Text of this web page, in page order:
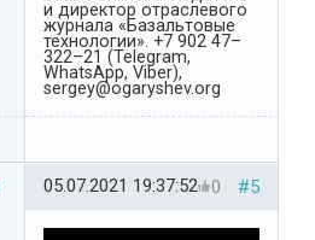
и директор отраслевого
журнала «Базальтовые
технологии». +7 902 47–
322–21 (Telegram,
WhatsApp, Viber),
sergey@ogaryshev.org
#5
0
05.07.2021 19:37:52